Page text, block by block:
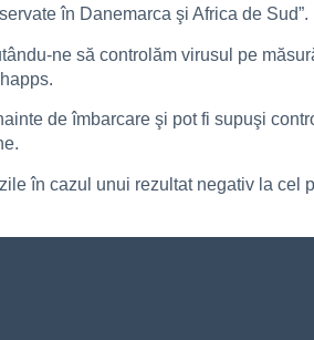
în Danemarca şi Africa de Sud”.
ne să controlăm virusul pe
de îmbarcare şi pot fi supuşi
în cazul unui rezultat negativ la cel